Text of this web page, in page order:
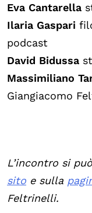
Eva Cantarella
Ilaria Gaspari
podcast
David Bidussa
Massimiliano
Giangiacomo
L’incontro si
sito e sulla
Feltrinelli.